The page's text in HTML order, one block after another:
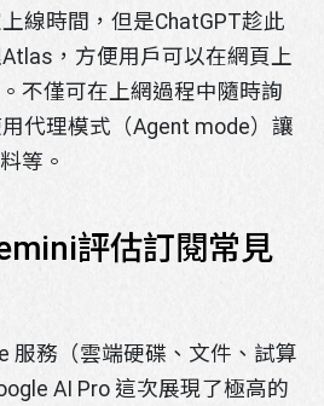
線時間，但是ChatGPT趁此
，方便用戶可以在網頁上
不僅可在上網過程中隨時詢
代理模式（Agent mode）讓
等。
評估訂閱常見
服務（雲端硬碟、文件、試算
AI Pro 這次展現了極高的